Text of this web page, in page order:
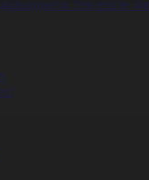
тексеріле